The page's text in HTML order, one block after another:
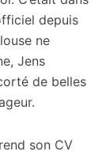
depuis
ne
Jens
de belles
son CV